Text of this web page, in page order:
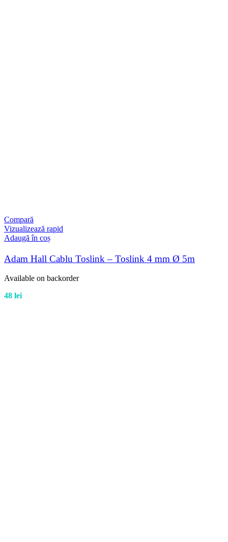
Compară
Vizualizează rapid
Adaugă în coș
Adam Hall Cablu Toslink – Toslink 4 mm Ø 5m
Available on backorder
48 lei